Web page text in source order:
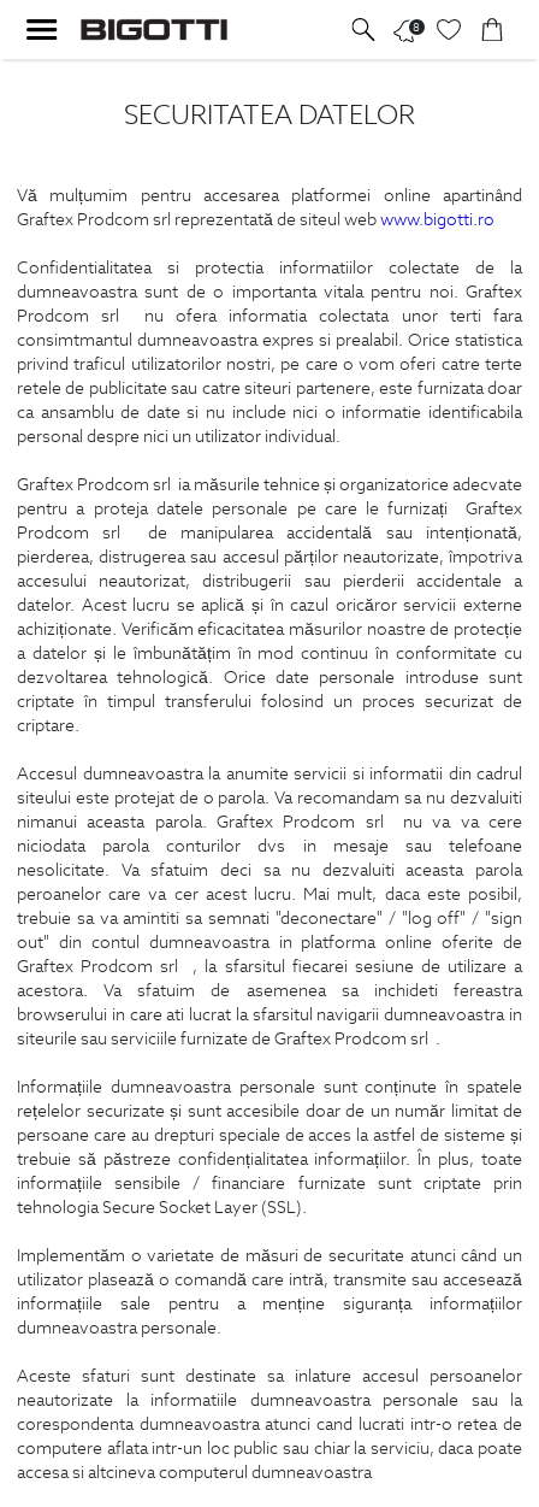
8
SECURITATEA DATELOR
Vă mulțumim pentru accesarea platformei online apartinând
Graftex Prodcom srl reprezentată de siteul webwww.bigotti.ro
Confidentialitatea si protectia informatiilor colectate de la
dumneavoastra sunt de o importanta vitala pentru noi. Graftex
Prodcom srl nu ofera informatia colectata unor terti fara
consimtmantul dumneavoastra expres si prealabil. Orice statistica
privind traficul utilizatorilor nostri, pe care o vom oferi catre terte
retele de publicitate sau catre siteuri partenere, este furnizata doar
ca ansamblu de date si nu include nici o informatie identificabila
personal despre nici un utilizator individual.
Graftex Prodcom srl ia măsurile tehnice și organizatorice adecvate
pentru a proteja datele personale pe care le furnizați Graftex
Prodcom srl de manipularea accidentală sau intenționată,
pierderea, distrugerea sau accesul părților neautorizate, împotriva
accesului neautorizat, distribugerii sau pierderii accidentale a
datelor. Acest lucru se aplică și în cazul oricăror servicii externe
achiziționate. Verificăm eficacitatea măsurilor noastre de protecție
a datelor și le îmbunătățim în mod continuu în conformitate cu
dezvoltarea tehnologică. Orice date personale introduse sunt
criptate în timpul transferului folosind un proces securizat de
criptare.
Accesul dumneavoastra la anumite servicii si informatii din cadrul
siteului este protejat de o parola. Va recomandam sa nu dezvaluiti
nimanui aceasta parola. Graftex Prodcom srl nu va va cere
niciodata parola conturilor dvs in mesaje sau telefoane
nesolicitate. Va sfatuim deci sa nu dezvaluiti aceasta parola
peroanelor care va cer acest lucru. Mai mult, daca este posibil,
trebuie sa va amintiti sa semnati "deconectare" / "log off" / "sign
out" din contul dumneavoastra in platforma online oferite de
Graftex Prodcom srl , la sfarsitul fiecarei sesiune de utilizare a
acestora. Va sfatuim de asemenea sa inchideti fereastra
browserului in care ati lucrat la sfarsitul navigarii dumneavoastra in
siteurile sau serviciile furnizate de Graftex Prodcom srl .
Informațiile dumneavoastra personale sunt conținute în spatele
rețelelor securizate și sunt accesibile doar de un număr limitat de
persoane care au drepturi speciale de acces la astfel de sisteme și
trebuie să păstreze confidențialitatea informațiilor. În plus, toate
informațiile sensibile / financiare furnizate sunt criptate prin
tehnologia Secure Socket Layer (SSL).
Implementăm o varietate de măsuri de securitate atunci când un
utilizator plasează o comandă care intră, transmite sau accesează
informațiile sale pentru a menține siguranța informațiilor
dumneavoastra personale.
Aceste sfaturi sunt destinate sa inlature accesul persoanelor
neautorizate la informatiile dumneavoastra personale sau la
corespondenta dumneavoastra atunci cand lucrati intr-o retea de
computere aflata intr-un loc public sau chiar la serviciu, daca poate
accesa si altcineva computerul dumneavoastra